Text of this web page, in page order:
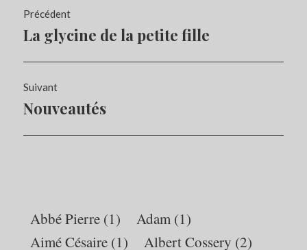
Navigation
de
l’article
Précédent
Article
La glycine de la petite fille
Suivant
Article
Nouveautés
Abbé Pierre (1) Adam (1)
Aimé Césaire (1) Albert Cossery (2)